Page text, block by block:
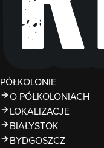
PÓŁKOLONIE
O PÓŁKOLONIACH
LOKALIZACJE
BIAŁYSTOK
BYDGOSZCZ